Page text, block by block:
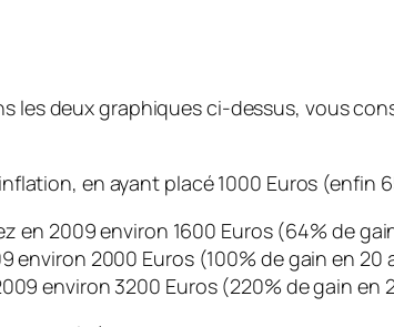
les deux graphiques ci-dessus, vous
en ayant placé 1000 Euros (enfin
en 2009 environ 1600 Euros (64% de
environ 2000 Euros (100% de gain en 20
environ 3200 Euros (220% de gain en